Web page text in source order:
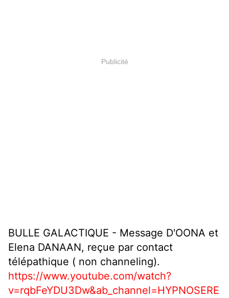
Publicité
BULLE GALACTIQUE - Message D'OONA et
Elena DANAAN, reçue par contact
télépathique ( non channeling).
https://www.youtube.com/watch?
v=rqbFeYDU3Dw&ab_channel=HYPNOSERE